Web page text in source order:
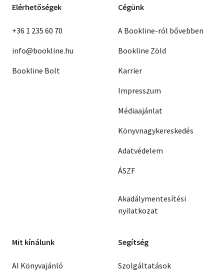
Elérhetőségek
+36 1 235 60 70
info@bookline.hu
Bookline Bolt
Cégünk
A Bookline-ról bővebben
Bookline Zöld
Karrier
Impresszum
Médiaajánlat
Könyvnagykereskedés
Adatvédelem
ÁSZF
Akadálymentesítési
nyilatkozat
Mit kínálunk
AI Könyvajánló
Segítség
Szolgáltatások